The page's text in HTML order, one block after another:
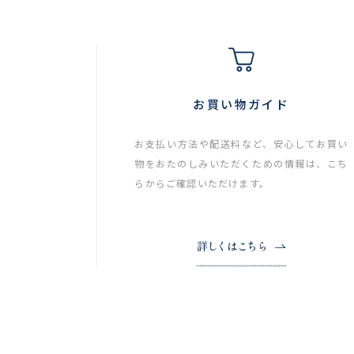
お買い物ガイド
お支払い方法や配送料など、安心してお買い
物をおたのしみいただくための情報は、こち
らからご確認いただけます。
詳しくはこちら